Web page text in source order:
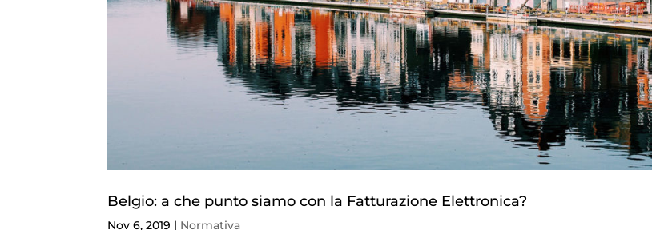
Belgio: a che punto siamo con la Fatturazione Elettronica?
Nov 6, 2019 | Normativa